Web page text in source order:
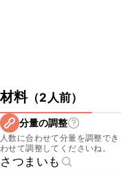
材料（2人前）
分量の調整
人数に合わせて分量を調整で
わせて調整してくださいね。
さつまいも